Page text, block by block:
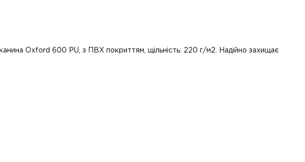
Oxford 600 PU, з ПВХ покриттям, щільність: 220 г/м2. Надійно захищає